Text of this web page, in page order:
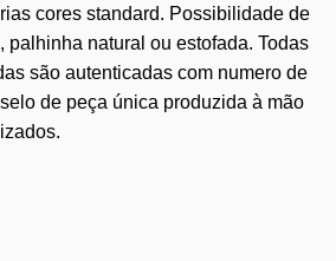
cores standard. Possibilidade de
palhinha natural ou estofada. Todas
são autenticadas com numero de
de peça única produzida à mão